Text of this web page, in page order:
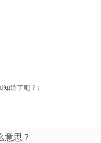
道了吧？）
意思？